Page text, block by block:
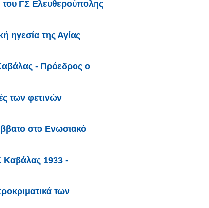
ΓΣ Ελευθερούπολης
ηγεσία της Αγίας
- Πρόεδρος ο
των φετινών
στο Ενωσιακό
Καβάλας 1933 -
των